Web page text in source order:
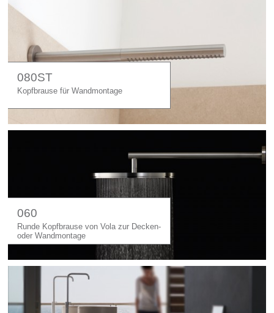
080ST
Kopfbrause für Wandmontage
060
Runde Kopfbrause von Vola zur Decken-
oder Wandmontage